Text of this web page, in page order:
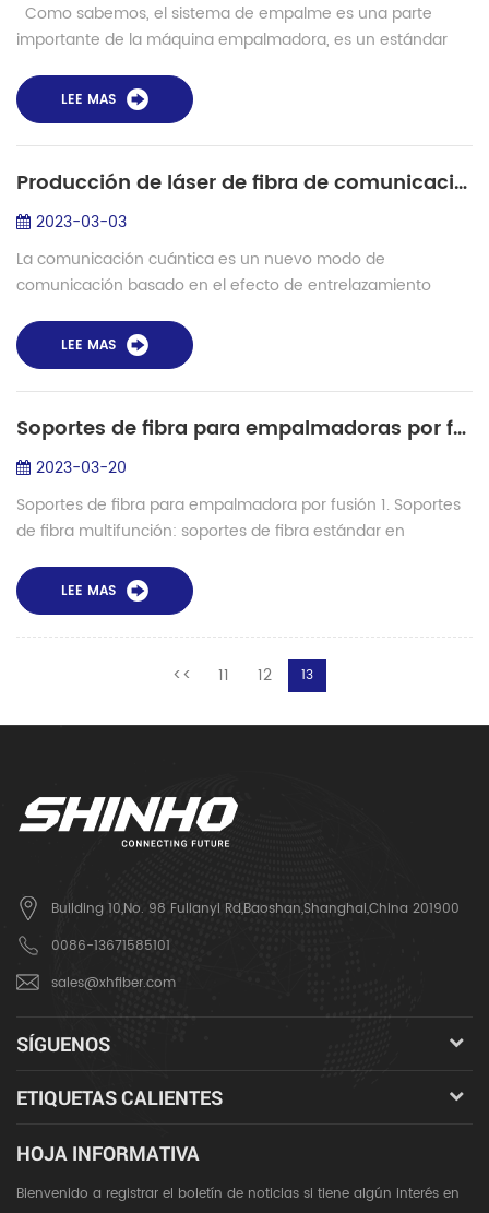
Como sabemos, el sistema de empalme es una parte
importante de la máquina empalmadora, es un estándar
de calefacción. Cuando calentamos la f...
LEE MAS
Producción de láser de fibra de comunicación cuántica: empalmadora de fusión de fibra S-12PM
2023-03-03
La comunicación cuántica es un nuevo modo de
comunicación basado en el efecto de entrelazamiento
comparación con el modo de comunicación tradicional, la...
LEE MAS
Soportes de fibra para empalmadoras por fusión
2023-03-20
Soportes de fibra para empalmadora por fusión 1. Soportes
de fibra multifunción: soportes de fibra estándar en
desnuda, fibra de 0,9 mm, fibras de 2,...
LEE MAS
<< 11 12 13
Building 10,No. 98 Fulianyi Rd,Baoshan,Shanghai,China 201900
0086-13671585101
sales@xhfiber.com
SÍGUENOS
ETIQUETAS CALIENTES
HOJA INFORMATIVA
Bienvenido a registrar el boletín de noticias si tiene algún interés en